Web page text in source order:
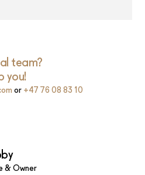
team?
you!
or +47 76 08 83 10
& Owner